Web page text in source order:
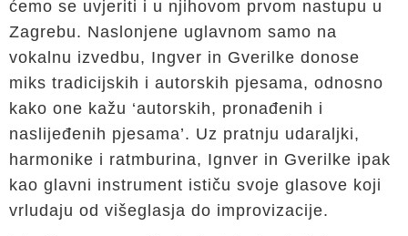
ćemo se uvjeriti i u njihovom prvom nastupu u
Zagrebu. Naslonjene uglavnom samo na
vokalnu izvedbu, Ingver in Gverilke donose
miks tradicijskih i autorskih pjesama, odnosno
kako one kažu ‘autorskih, pronađenih i
naslijeđenih pjesama’. Uz pratnju udaraljki,
harmonike i ratmburina, Ignver in Gverilke ipak
kao glavni instrument ističu svoje glasove koji
vrludaju od višeglasja do improvizacije.